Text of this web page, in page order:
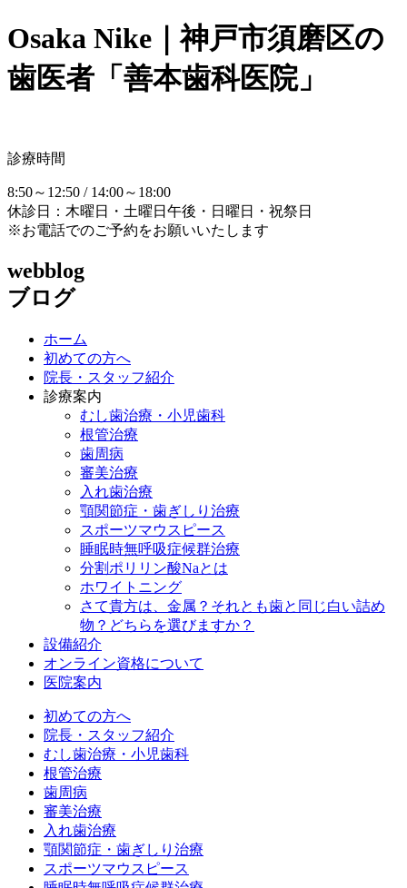
Osaka Nike｜神戸市須磨区の
歯医者「善本歯科医院」
診療時間
8:50～12:50 / 14:00～18:00
休診日：木曜日・土曜日午後・日曜日・祝祭日
※お電話でのご予約をお願いいたします
webblog
ブログ
ホーム
初めての方へ
院長・スタッフ紹介
診療案内
むし歯治療・小児歯科
根管治療
歯周病
審美治療
入れ歯治療
顎関節症・歯ぎしり治療
スポーツマウスピース
睡眠時無呼吸症候群治療
分割ポリリン酸Naとは
ホワイトニング
さて貴方は、金属？それとも歯と同じ白い詰め
物？どちらを選びますか？
設備紹介
オンライン資格について
医院案内
初めての方へ
院長・スタッフ紹介
むし歯治療・小児歯科
根管治療
歯周病
審美治療
入れ歯治療
顎関節症・歯ぎしり治療
スポーツマウスピース